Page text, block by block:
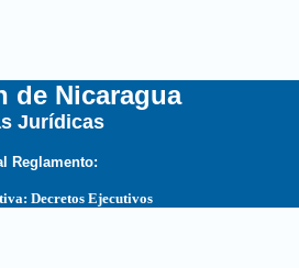
de Nicaragua
Jurídicas
Reglamento:
Decretos Ejecutivos